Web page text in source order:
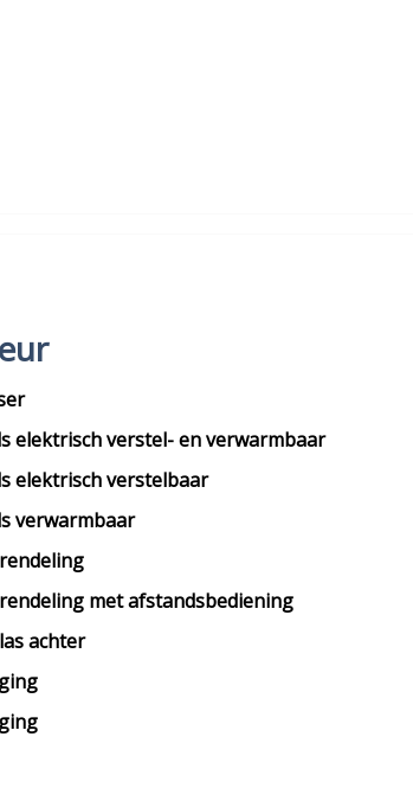
elektrisch verstel- en verwarmbaar
elektrisch verstelbaar
verwarmbaar
met afstandsbediening
achter